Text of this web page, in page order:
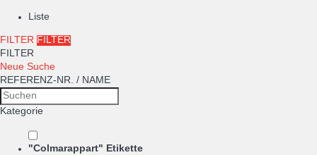
Liste
FILTER FILTER
FILTER
Neue Suche
REFERENZ-NR. / NAME
Kategorie
"Colmarappart" Etikette